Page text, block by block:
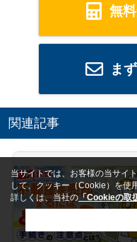
無
ま
関連記事
当サイトでは、お客様の当サイ
して、クッキー（Cookie）を使
詳しくは、当社の「Cookieの取